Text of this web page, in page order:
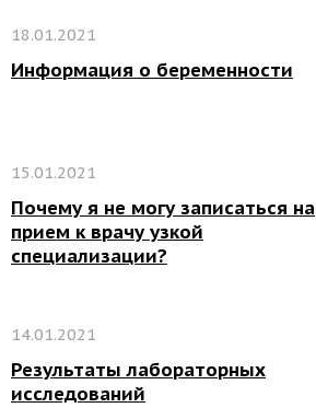
18.01.2021
Информация о беременности
15.01.2021
Почему я не могу записаться на
прием к врачу узкой
специализации?
14.01.2021
Результаты лабораторных
исследований